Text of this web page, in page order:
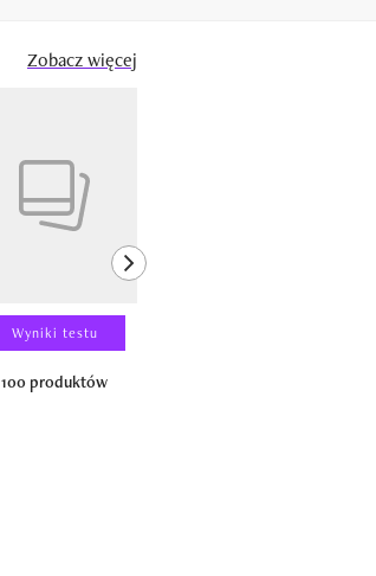
Zobacz więcej
Wyniki testu
100 produktów
next element